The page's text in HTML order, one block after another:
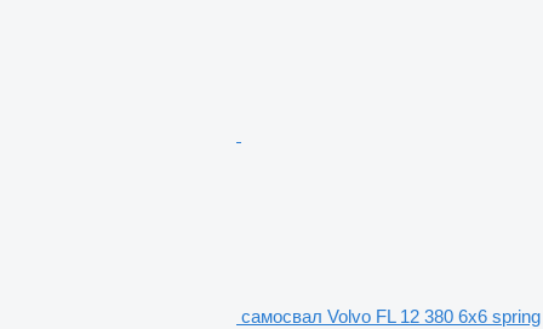
самосвал Volvo FL 12 380 6x6 spring